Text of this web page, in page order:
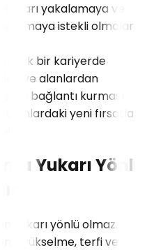
yakalamaya ve
istekli olmaları
bir kariyerde
ve alanlardan
ve bağlantı kurması
yeni fırsatları
Yukarı Yönlü
yukarı yönlü olmaz.
yükselme, terfi ve